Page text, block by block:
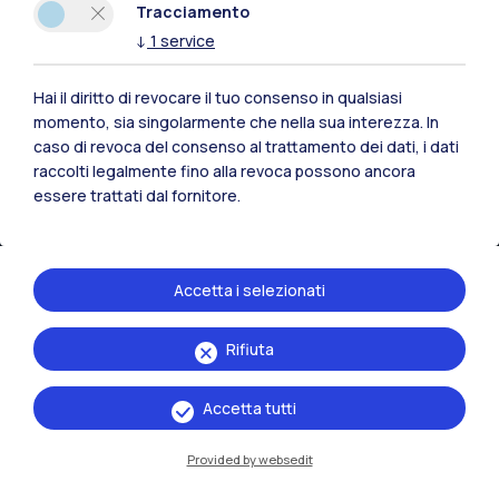
Residenze
IT EN
Sedi
Milano Leonardo
Tracciamento
↓ 1 service
Hai il diritto di revocare il tuo consenso in qualsiasi
momento, sia singolarmente che nella sua interezza. In
caso di revoca del consenso al trattamento dei dati, i dati
raccolti legalmente fino alla revoca possono ancora
essere trattati dal fornitore.
Rifiuta
Accetta i selezionati
Accetta tutti
Provided by websedit